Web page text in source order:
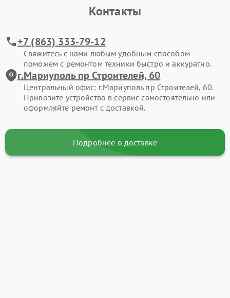
Контакты
+7 (863) 333-79-12
Свяжитесь с нами любым удобным способом —
поможем с ремонтом техники быстро и аккуратно.
г.Мариуполь пр Строителей, 60
Центральный офис: г.Мариуполь пр Строителей, 60.
Привозите устройство в сервис самостоятельно или
оформляйте ремонт с доставкой.
Подробнее о доставке